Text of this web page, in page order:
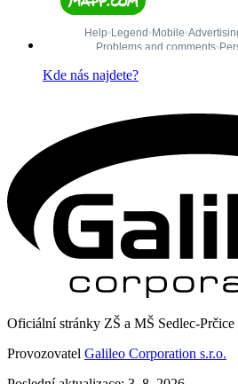
Kde nás najdete?
Oficiální stránky ZŠ a MŠ Sedlec-
Provozovatel Galileo Corporation s.r.o.